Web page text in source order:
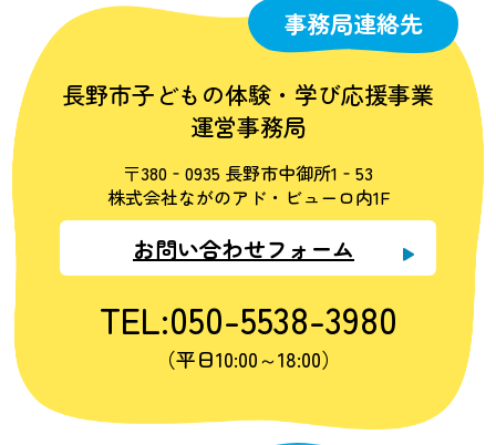
事務局連絡先
長野市子どもの体験・学び応援事業
運営事務局
〒380‐0935 長野市中御所1‐53
株式会社ながのアド・ビューロ内1F
お問い合わせフォーム
TEL:050-5538-3980
（平日10:00～18:00）